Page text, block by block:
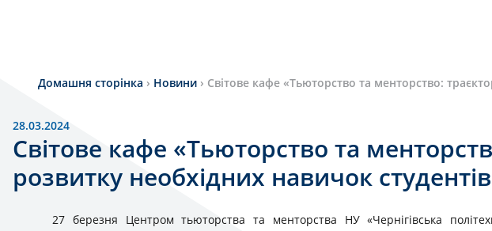
Домашня сторінка › Новини › Світове кафе «Тьюторство та менторство:
28.03.2024
Світове кафе «Тьюторство та
розвитку необхідних навичок
27 березня Центром тьюторства та менторства НУ «Чернігівська